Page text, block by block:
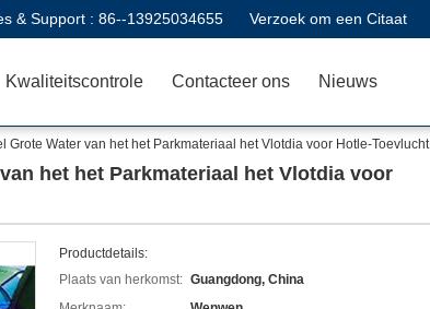
& Support : 86--13925034655 Verzoek om een Citaat
Kwaliteitscontrole Contacteer ons Nieuws
Water van het het Parkmateriaal het Vlotdia voor Hotle-Toevlucht
het het Parkmateriaal het Vlotdia voor
Productdetails:
Plaats van herkomst: Guangdong, China